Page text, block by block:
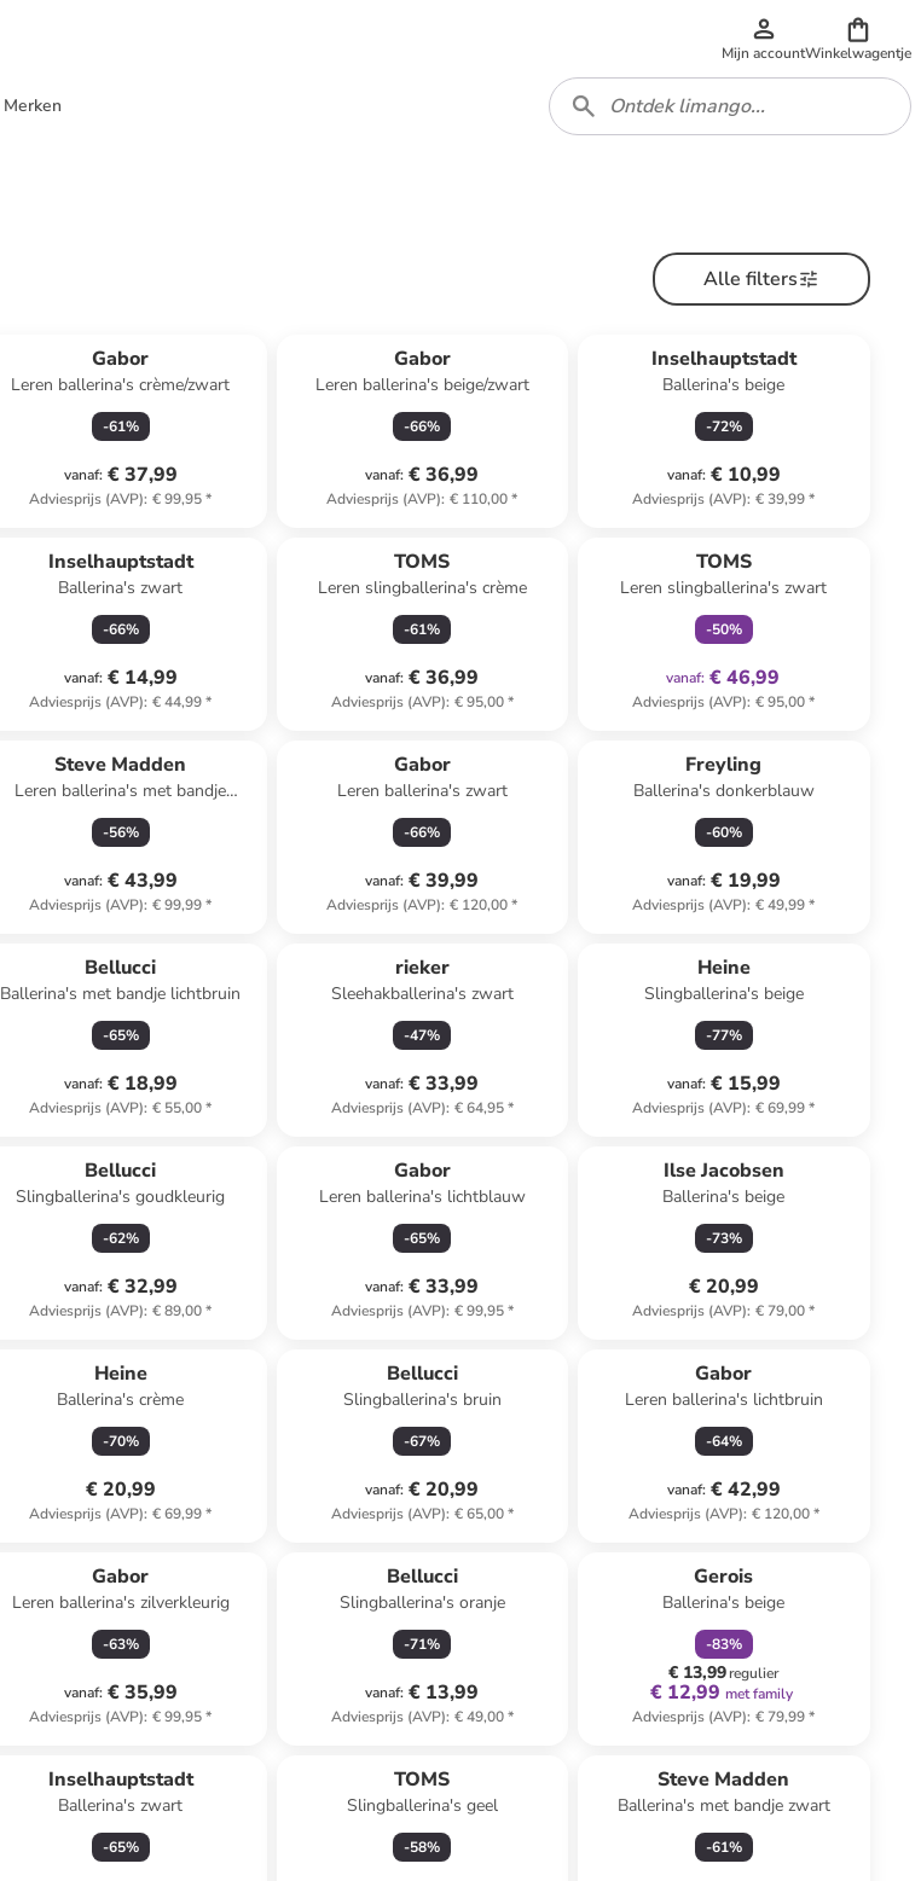
Mijn accountWinkelwagentje
Merken
Alle filters
Gabor
Leren ballerina's crème/zwart
-61%
vanaf: € 37,99
Adviesprijs (AVP): € 99,95*
Gabor
Leren ballerina's beige/zwart
-66%
vanaf: € 36,99
Adviesprijs (AVP): € 110,00*
Inselhauptstadt
Ballerina's beige
-72%
vanaf: € 10,99
Adviesprijs (AVP): € 39,99*
Inselhauptstadt
Ballerina's zwart
-66%
vanaf: € 14,99
Adviesprijs (AVP): € 44,99*
TOMS
Leren slingballerina's crème
-61%
vanaf: € 36,99
Adviesprijs (AVP): € 95,00*
TOMS
Leren slingballerina's zwart
-50%
vanaf: € 46,99
Adviesprijs (AVP): € 95,00*
Steve Madden
Leren ballerina's met bandje
lichtbruin
-56%
vanaf: € 43,99
Adviesprijs (AVP): € 99,99*
Gabor
Leren ballerina's zwart
-66%
vanaf: € 39,99
Adviesprijs (AVP): € 120,00*
Freyling
Ballerina's donkerblauw
-60%
vanaf: € 19,99
Adviesprijs (AVP): € 49,99*
Bellucci
Ballerina's met bandje lichtbruin
-65%
vanaf: € 18,99
Adviesprijs (AVP): € 55,00*
rieker
Sleehakballerina's zwart
-47%
vanaf: € 33,99
Adviesprijs (AVP): € 64,95*
Heine
Slingballerina's beige
-77%
vanaf: € 15,99
Adviesprijs (AVP): € 69,99*
Bellucci
Slingballerina's goudkleurig
-62%
vanaf: € 32,99
Adviesprijs (AVP): € 89,00*
Gabor
Leren ballerina's lichtblauw
-65%
vanaf: € 33,99
Adviesprijs (AVP): € 99,95*
Ilse Jacobsen
Ballerina's beige
-73%
€ 20,99
Adviesprijs (AVP): € 79,00*
Heine
Ballerina's crème
-70%
€ 20,99
Adviesprijs (AVP): € 69,99*
Bellucci
Slingballerina's bruin
-67%
vanaf: € 20,99
Adviesprijs (AVP): € 65,00*
Gabor
Leren ballerina's lichtbruin
-64%
vanaf: € 42,99
Adviesprijs (AVP): € 120,00*
Gabor
Leren ballerina's zilverkleurig
-63%
vanaf: € 35,99
Adviesprijs (AVP): € 99,95*
Bellucci
Slingballerina's oranje
-71%
vanaf: € 13,99
Adviesprijs (AVP): € 49,00*
Gerois
Ballerina's beige
-83%
€ 13,99regulier
€ 12,99 met family
Adviesprijs (AVP): € 79,99*
Inselhauptstadt
Ballerina's zwart
-65%
TOMS
Slingballerina's geel
-58%
Steve Madden
Ballerina's met bandje zwart
-61%